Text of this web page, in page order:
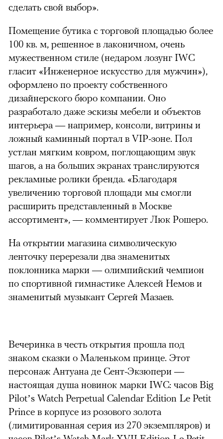
сделать свой выбор».
Помещение бутика с торговой площадью более
100 кв. м, решенное в лаконичном, очень
мужественном стиле (недаром лозунг IWC
гласит «Инженерное искусство для мужчин»),
оформлено по проекту собственного
дизайнерского бюро компании. Оно
разработало даже эскизы мебели и объектов
интерьера — например, консоли, витрины и
ложный каминный портал в VIP-зоне. Пол
устлан мягким ковром, поглощающим звук
шагов, а на больших экранах транслируются
рекламные ролики бренда. «Благодаря
увеличению торговой площади мы смогли
расширить представленный в Москве
ассортимент», — комментирует Люк Рошеро.
На открытии магазина символическую
ленточку перерезали два знаменитых
поклонника марки — олимпийский чемпион
по спортивной гимнастике Алексей Немов и
знаменитый музыкант Сергей Мазаев.
00:00/ 00:00
Вечеринка в честь открытия прошла под
знаком сказки о Маленьком принце. Этот
персонаж Антуана де Сент-Экзюпери —
настоящая душа новинок марки IWC: часов Big
Pilot’s Watch Perpetual Calendar Edition Le Petit
Prince в корпусе из розового золота
(лимитированная серия из 270 экземпляров) и